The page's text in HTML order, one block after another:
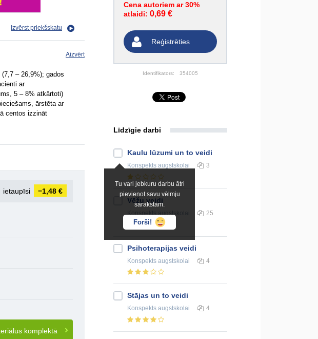
Cena autoriem ar 30%
atlaidi: 0,69 €
Reģistrēties
Identifikators: 354005
Izvērst priekšskatu
Aizvērt
– 26,9%); gados
ar
5 – 8% atkārtoti)
ārstēta ar
centos izzināt
ietaupīsi −1,48 €
komplektā
Līdzīgie darbi
Tu vari jebkuru darbu ātri
pievienot savu vēlmju
sarakstam.
Forši!
Kaulu lūzumi un to veidi
Konspekts augstskolai 3
Vēžu veidi
Konspektsaugstskolai 25
Psihoterapijas veidi
Konspekts augstskolai 4
Stājas un to veidi
Konspekts augstskolai 4